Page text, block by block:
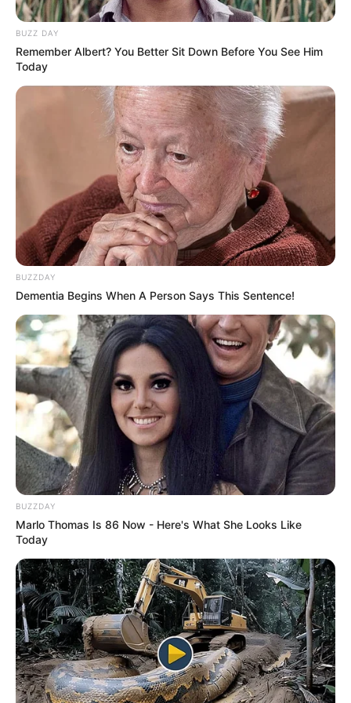
Ia juga pernah menjadi pembaca acara seperti The X Factor, The
Voice, dan American Idol.
Kini setelah bertunangan dengan pacarnya, mereka membuat
kanal Youtube sendiri yang bernama Forever Us.
Biodata, Profil, dan Fakta FGTeeV Duddy
(foto: instagram/lianev)
Daftar isi
BUZZ DAY
Remember Albert? You Better Sit Down Before You See Him
Today
BUZZDAY
Dementia Begins When A Person Says This Sentence!
BUZZDAY
Marlo Thomas Is 86 Now - Here's What She Looks Like
Today